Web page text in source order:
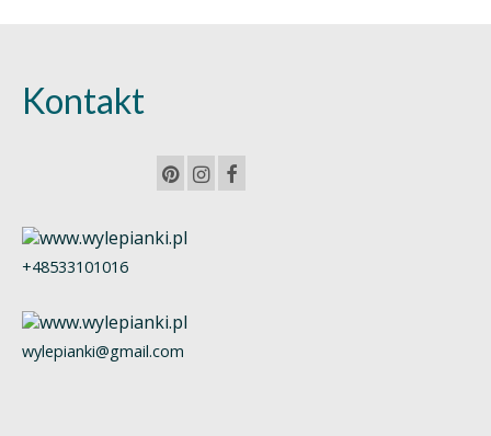
Kontakt
+48533101016
wylepianki@gmail.com